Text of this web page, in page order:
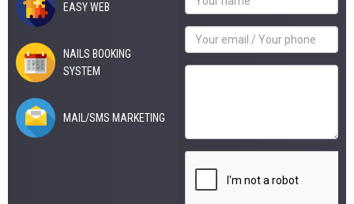
EASY WEB
NAILS BOOKING
SYSTEM
MAIL/SMS MARKETING